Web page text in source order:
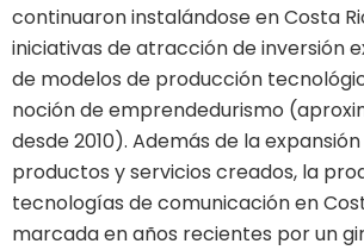
continuaron instalándose en Costa
iniciativas de atracción de inversión
de modelos de producción
noción de emprendedurismo
desde 2010). Además de la
productos y servicios creados, la
tecnologías de comunicación en
marcada en años recientes por un